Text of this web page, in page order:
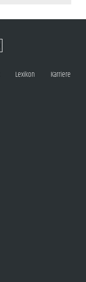
Lexikon Karriere